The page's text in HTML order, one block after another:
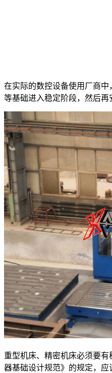
在实际的数控设备使用厂商
等基础进入稳定阶段，然后再
重型机床、精密机床必须要
器基础设计规范》的规定，应